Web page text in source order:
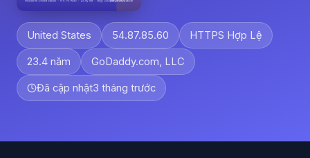
United States 54.87.85.60 HTTPS Hợp Lệ
23.4 năm GoDaddy.com, LLC
Đã cập nhật3 tháng trước